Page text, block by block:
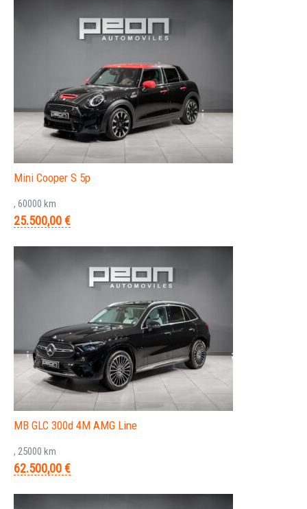
Mini Cooper S 5p
, 60000 km
25.500,00 €
MB GLC 300d 4M AMG Line
, 25000 km
62.500,00 €